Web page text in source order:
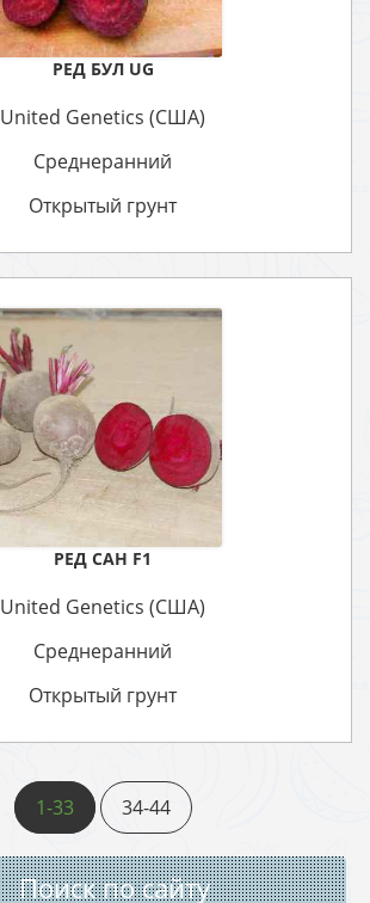
РЕД БУЛ UG
United Genetics (США)
Среднеранний
Открытый грунт
РЕД САН F1
United Genetics (США)
Среднеранний
Открытый грунт
1-33 34-44
Поиск по сайту